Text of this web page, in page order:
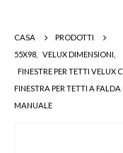
CASA
PRODOTTI
55X98
VELUX DIMENSIONI
FINESTRE PER TETTI VELUX
FINESTRA PER TETTI A
MANUALE